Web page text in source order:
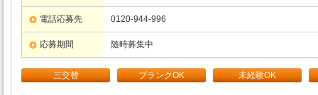
電話応募先 0120-944-996
応募期間 随時募集中
三交替 ブランクOK 未経験OK